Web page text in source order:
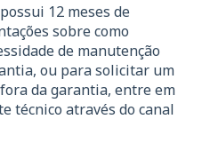
12 meses de
sobre como
de manutenção
ou para solicitar um
da garantia, entre em
técnico através do canal